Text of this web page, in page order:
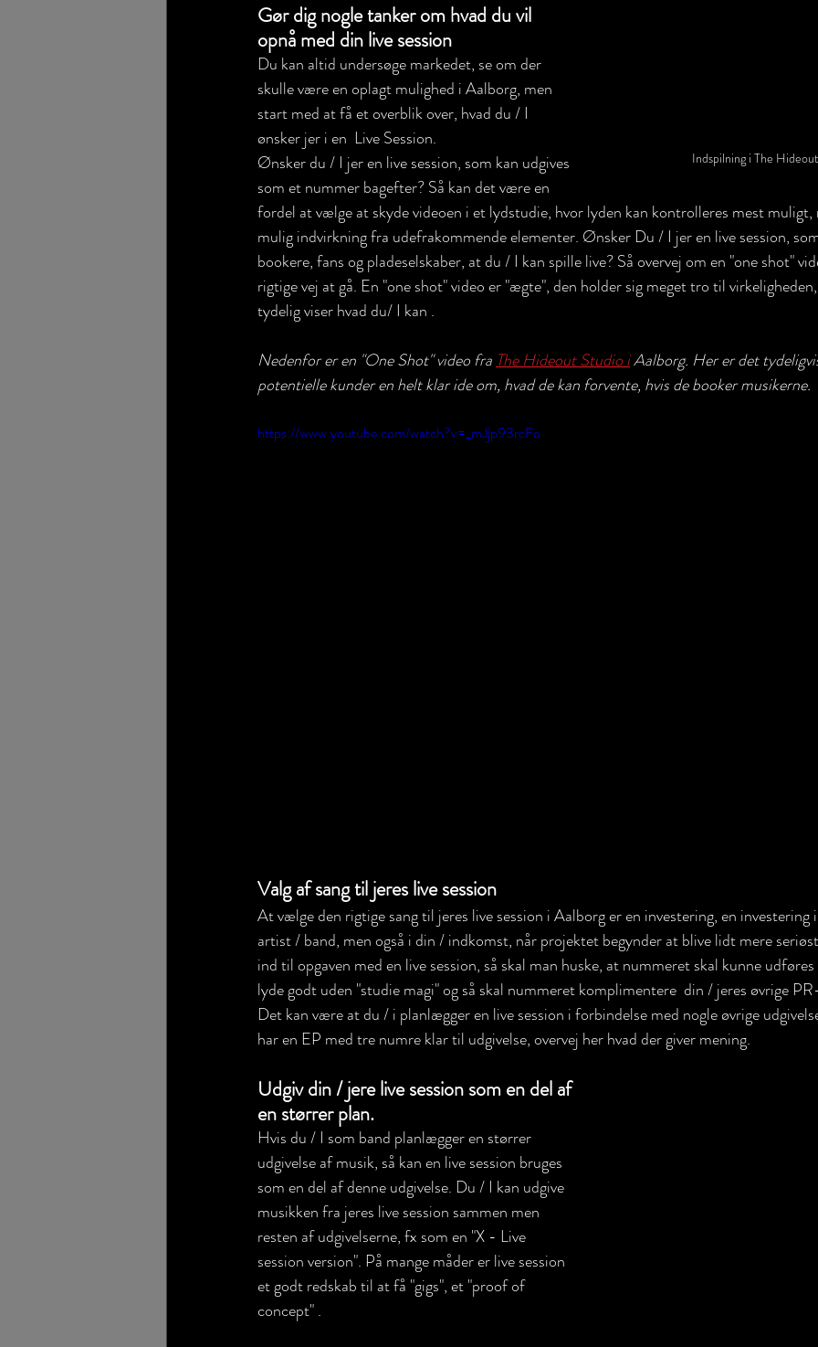
Indspilning i The
Gør dig nogle tanker om hvad du vil
opnå med din live session
Du kan altid undersøge markedet, se om der
skulle være en oplagt mulighed i Aalborg, men
start med at få et overblik over, hvad du / I
ønsker jer i en  Live Session.
Ønsker du / I jer en live session, som kan udgives
som et nummer bagefter? Så kan det være en
fordel at vælge at skyde videoen i et lydstudie, hvor lyden kan kontrolleres mest
mulig indvirkning fra udefrakommende elementer. Ønsker Du / I jer en live session,
bookere, fans og pladeselskaber, at du / I kan spille live? Så overvej om en "one shot"
rigtige vej at gå. En "one shot" video er "ægte", den holder sig meget tro til
tydelig viser hvad du/ I kan .
Nedenfor er en "One Shot" video fra The Hideout Studio i Aalborg. Her er det
potentielle kunder en helt klar ide om, hvad de kan forvente, hvis de booker musikerne.
https://www.youtube.com/watch?v=_mJjp93rcFo
Valg af sang til jeres live session
At vælge den rigtige sang til jeres live session i Aalborg er en investering, en investering
artist / band, men også i din / indkomst, når projektet begynder at blive lidt mere
ind til opgaven med en live session, så skal man huske, at nummeret skal kunne
lyde godt uden "studie magi" og så skal nummeret komplimentere  din / jeres øvrige
Det kan være at du / i planlægger en live session i forbindelse med nogle øvrige
har en EP med tre numre klar til udgivelse, overvej her hvad der giver mening.
Udgiv din / jere live session som en del af
en størrer plan.
Hvis du / I som band planlægger en størrer
udgivelse af musik, så kan en live session bruges
som en del af denne udgivelse. Du / I kan udgive
musikken fra jeres live session sammen men
resten af udgivelserne, fx som en "X - Live
session version". På mange måder er live session
et godt redskab til at få "gigs", et "proof of
concept" .